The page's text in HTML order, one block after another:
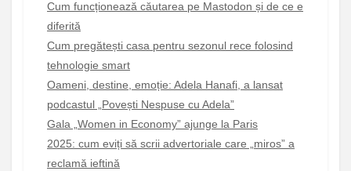
Cum funcționează căutarea pe Mastodon și de ce e
diferită
Cum pregătești casa pentru sezonul rece folosind
tehnologie smart
Oameni, destine, emoție: Adela Hanafi, a lansat
podcastul „Povești Nespuse cu Adela”
Gala „Women in Economy” ajunge la Paris
2025: cum eviți să scrii advertoriale care „miros” a
reclamă ieftină